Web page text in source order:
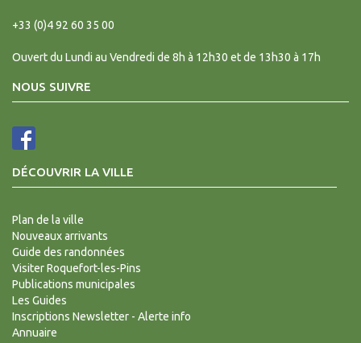
+33 (0)4 92 60 35 00
Ouvert du Lundi au Vendredi de 8h à 12h30 et de 13h30 à 17h
NOUS SUIVRE
DÉCOUVRIR LA VILLE
Plan de la ville
Nouveaux arrivants
Guide des randonnées
Visiter Roquefort-les-Pins
Publications municipales
Les Guides
Inscriptions Newsletter - Alerte info
Annuaire